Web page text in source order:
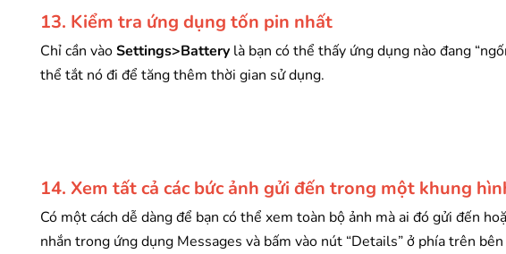
13. Kiểm tra ứng dụng tốn pin nhất
Chỉ cần vàoSettings>Battery là bạn có thể thấy ứng dụng nào đang
thể tắt nó đi để tăng thêm thời gian sử dụng.
14. Xem tất cả các bức ảnh gửi đến trong một khung
Có một cách dễ dàng để bạn có thể xem toàn bộ ảnh mà ai đó gửi đến
nhắn trong ứng dụng Messages và bấm vào nút “Details” ở phía trên